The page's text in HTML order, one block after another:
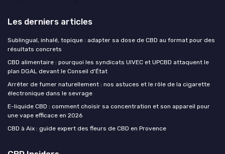
Les derniers articles
Sublingual, inhalé, topique : adapter sa dose de CBD au format pour des
résultats concrets
CBD alimentaire : pourquoi les syndicats UIVEC et UPCBD attaquent le
plan DGAL devant le Conseil d'État
Arrêter de fumer naturellement : nos astuces et le rôle de la cigarette
électronique dans le sevrage
E-liquide CBD : comment choisir sa concentration et son appareil pour
une vape efficace en 2026
CBD à Aix : guide expert des fleurs de CBD en Provence